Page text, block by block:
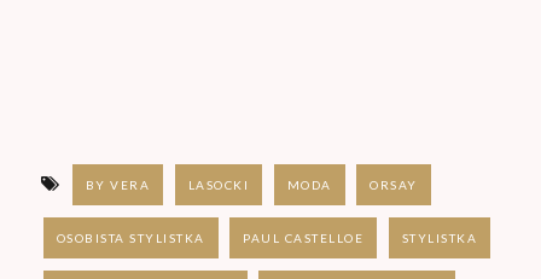
BY VERA LASOCKI MODA ORSAY
OSOBISTA STYLISTKA PAUL CASTELLOE STYLISTKA